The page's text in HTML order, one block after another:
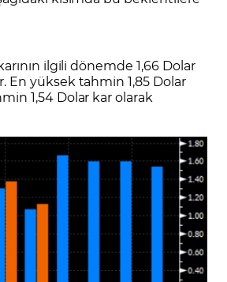
ilgili dönemde 1,66 Dolar
En yüksek tahmin 1,85 Dolar
1,54 Dolar kar olarak